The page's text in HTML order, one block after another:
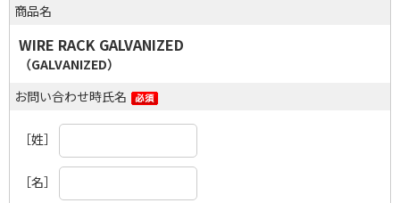
商品名
WIRE RACK GALVANIZED
（GALVANIZED）
お問い合わせ時氏名
［姓］
［名］